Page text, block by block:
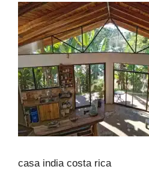
casa india costa rica